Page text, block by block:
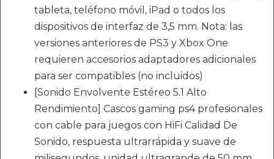
tableta, teléfono móvil, iPad o todos los
dispositivos de interfaz de 3,5 mm. Nota: las
versiones anteriores de PS3 y Xbox One
requieren accesorios adaptadores adicionales
para ser compatibles (no incluidos)
[Sonido Envolvente Estéreo 5.1 Alto
Rendimiento] Cascos gaming ps4 profesionales
con cable para juegos con HiFi Calidad De
Sonido, respuesta ultrarrápida y suave de